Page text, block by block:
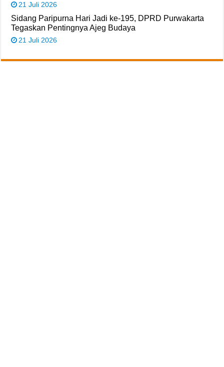
21 Juli 2026
Sidang Paripurna Hari Jadi ke-195, DPRD Purwakarta
Tegaskan Pentingnya Ajeg Budaya
21 Juli 2026